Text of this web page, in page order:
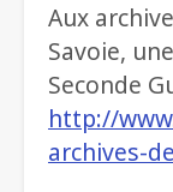
Aux
Savoie,
Seconde
http://
archives-